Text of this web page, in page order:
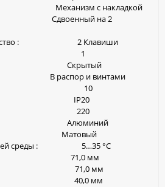
: Механизм с накладкой
Сдвоенный на 2
: 2 Клавиши
постов : 1
Скрытый
и винтами
ток, А : 10
IP20
В 220
: Алюминий
: Матовый
среды : 5…35 °C
71,0 мм
71,0 мм
40,0 мм